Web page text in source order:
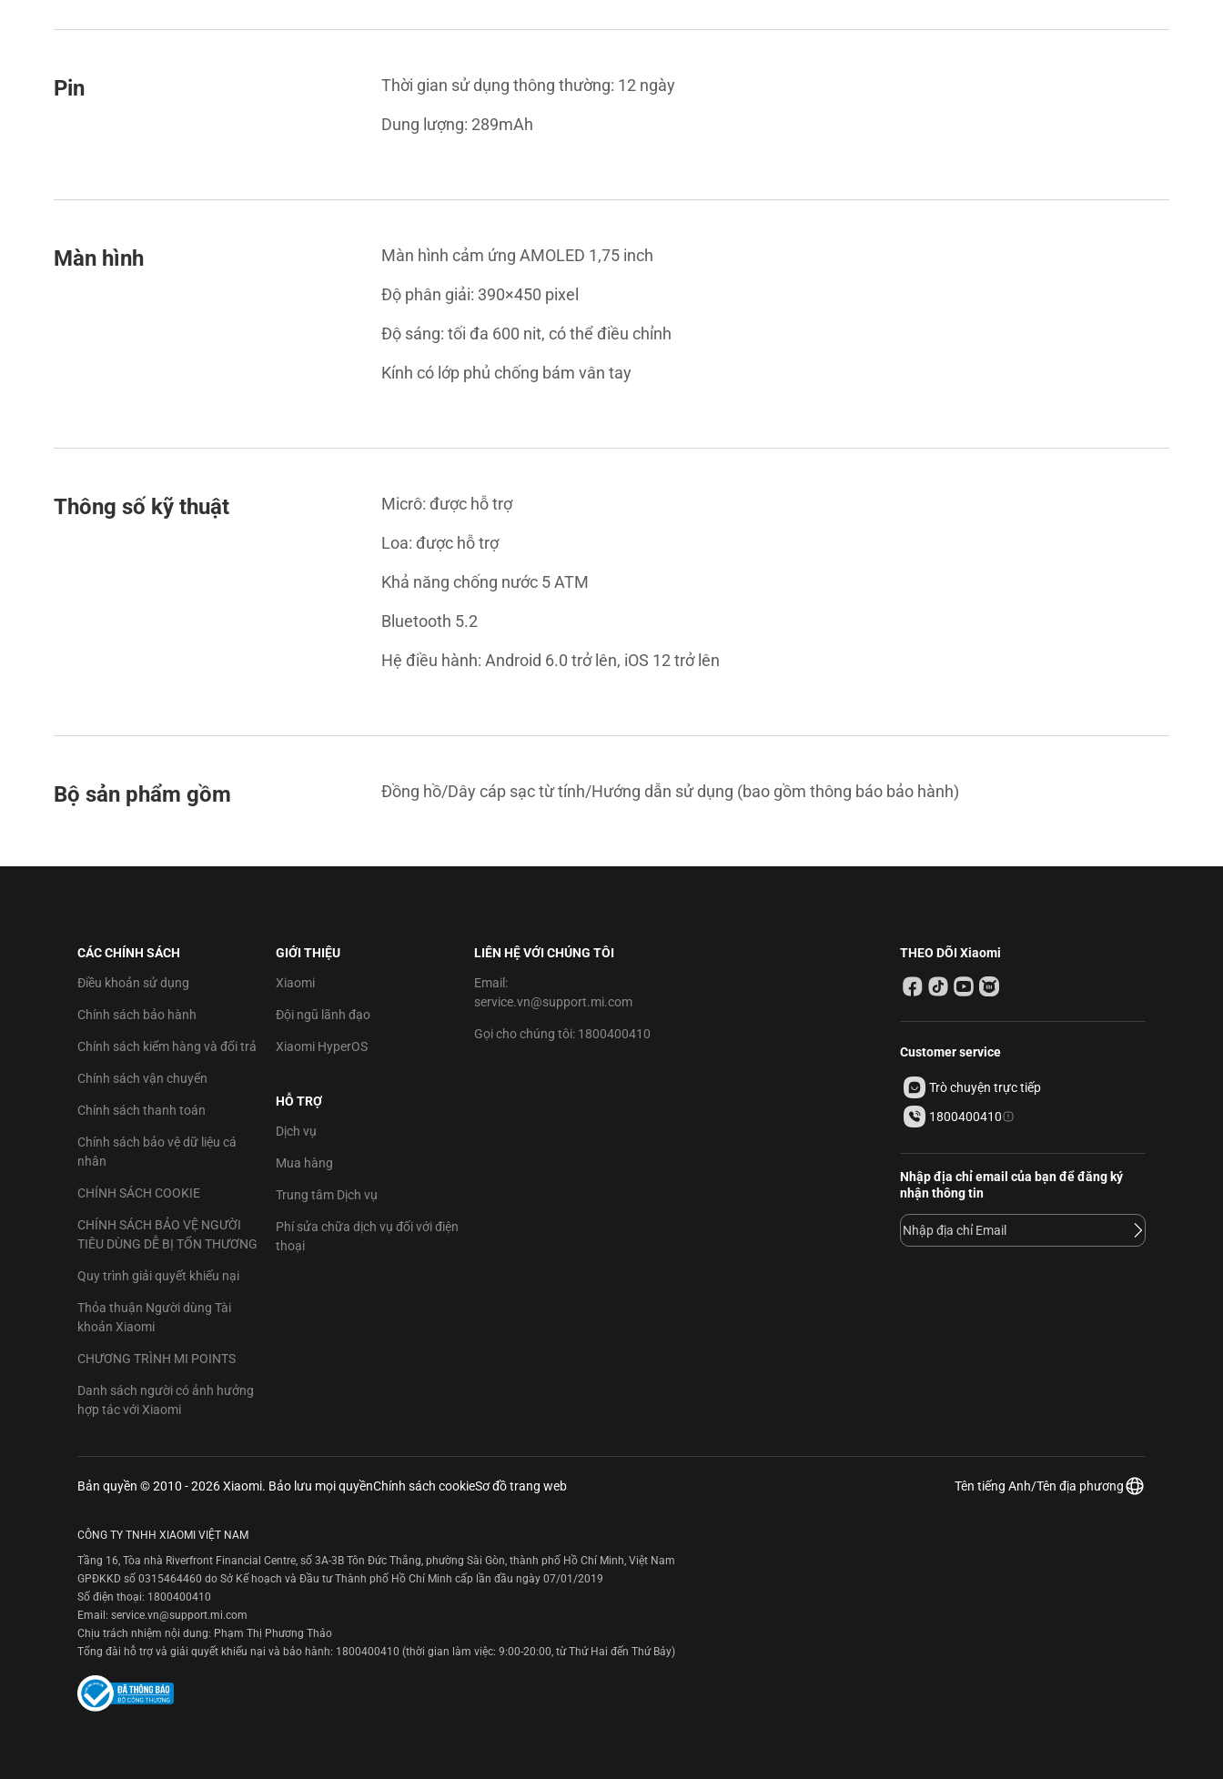
Pin Thời gian sử dụng thông thường: 12 ngày
Dung lượng: 289mAh
Màn hình Màn hình cảm ứng AMOLED 1,75 inch
Độ phân giải: 390×450 pixel
Độ sáng: tối đa 600 nit, có thể điều chỉnh
Kính có lớp phủ chống bám vân tay
Thông số kỹ thuật Micrô: được hỗ trợ
Loa: được hỗ trợ
Khả năng chống nước 5 ATM
Bluetooth 5.2
Hệ điều hành: Android 6.0 trở lên, iOS 12 trở lên
Bộ sản phẩm gồm Đồng hồ/Dây cáp sạc từ tính/Hướng dẫn sử dụng (bao gồm thông báo bảo hành)
CÁC CHÍNH SÁCH
Điều khoản sử dụng
Chính sách bảo hành
Chính sách kiểm hàng và đổi trả
Chính sách vận chuyển
Chính sách thanh toán
Chính sách bảo vệ dữ liệu cá
nhân
CHÍNH SÁCH COOKIE
CHÍNH SÁCH BẢO VỆ NGƯỜI
TIÊU DÙNG DỄ BỊ TỔN THƯƠNG
Quy trình giải quyết khiếu nại
Thỏa thuận Người dùng Tài
khoản Xiaomi
CHƯƠNG TRÌNH MI POINTS
Danh sách người có ảnh hưởng
hợp tác với Xiaomi
GIỚI THIỆU
Xiaomi
Đội ngũ lãnh đạo
Xiaomi HyperOS
HỖ TRỢ
Dịch vụ
Mua hàng
Trung tâm Dịch vụ
Phí sửa chữa dịch vụ đối với điện
thoại
LIÊN HỆ VỚI CHÚNG TÔI
Email:
service.vn@support.mi.com
Gọi cho chúng tôi: 1800400410
THEO DÕI Xiaomi
Customer service
Trò chuyện trực tiếp
1800400410
Nhập địa chỉ email của bạn để đăng ký
nhận thông tin
Bản quyền © 2010 - 2026 Xiaomi. Bảo lưu mọi quyềnChính sách cookieSơ đồ trang web Tên tiếng Anh/Tên địa phương
CÔNG TY TNHH XIAOMI VIỆT NAM
Tầng 16, Tòa nhà Riverfront Financial Centre, số 3A-3B Tôn Đức Thắng, phường Sài Gòn, thành phố Hồ Chí Minh, Việt Nam
GPĐKKD số 0315464460 do Sở Kế hoạch và Đầu tư Thành phố Hồ Chí Minh cấp lần đầu ngày 07/01/2019
Số điện thoại: 1800400410
Email: service.vn@support.mi.com
Chịu trách nhiệm nội dung: Phạm Thị Phương Thảo
Tổng đài hỗ trợ và giải quyết khiếu nại và bảo hành: 1800400410 (thời gian làm việc: 9:00-20:00, từ Thứ Hai đến Thứ Bảy)